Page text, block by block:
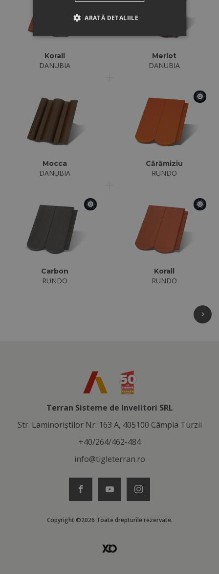
Korall
DANUBIA
Merlot
DANUBIA
Mocca
DANUBIA
Cărămiziu
RUNDO
Carbon
RUNDO
Korall
RUNDO
Terran Sisteme de Invelitori SRL
Str. Laminoriştilor Nr. 163 A, 405100 Câmpia Turzii
+40/264/462-484
info@tigleterran.ro
Copyright ©2026 Toate drepturile rezervate.
ARATĂ DETALIILE